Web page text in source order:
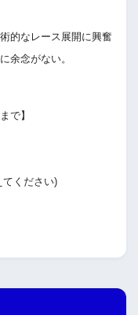
的なレース展開に興奮
余念がない。
で】
てください)